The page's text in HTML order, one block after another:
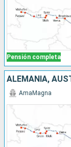
Pensión completa
ALEMANIA,
AmaMagna